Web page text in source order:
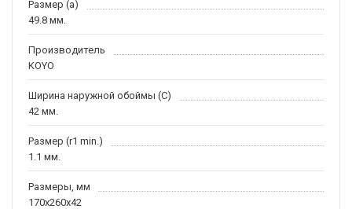
Размер (a)
49.8 мм.
Производитель
KOYO
Ширина наружной обоймы (C)
42 мм.
Размер (r1 min.)
1.1 мм.
Размеры, мм
170x260x42